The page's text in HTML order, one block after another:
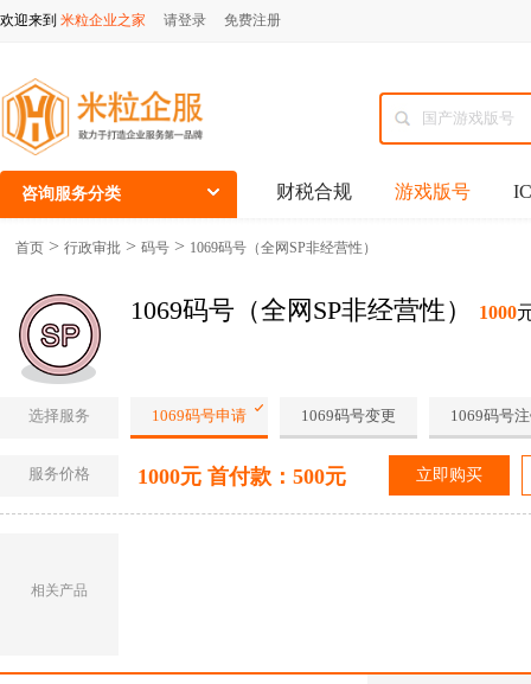
欢迎来到 米粒企业之家 请登录 免费注册
咨询服务分类 财税合规 游戏版号
首页 > 行政审批 > 码号 > 1069码号（全网SP非经营性）
1069码号（全网SP非经营性） 1000
选择服务 1069码号申请 1069码号变更 1069码号
服务价格 1000元 首付款：500元 立即购买
相关产品